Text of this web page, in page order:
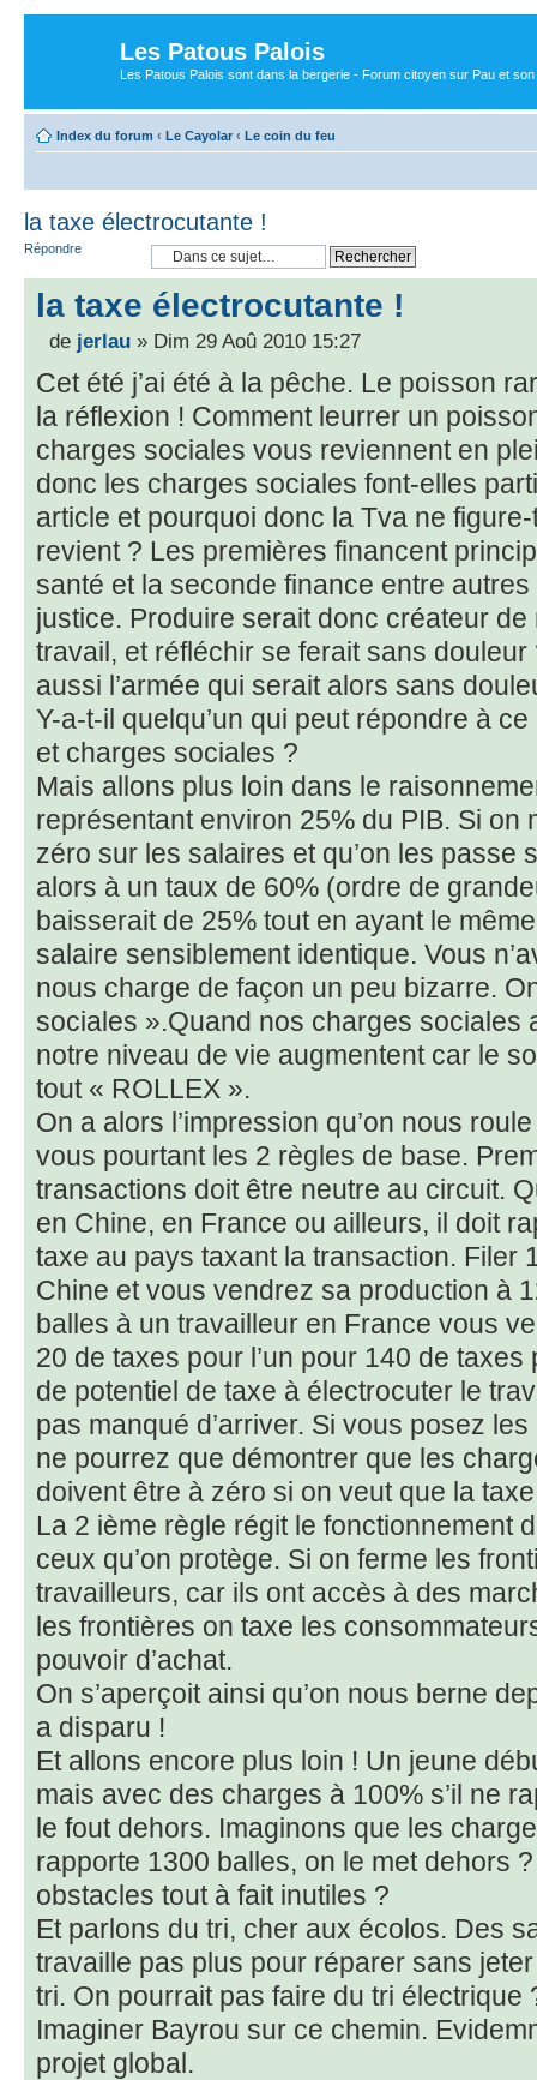
Les Patous Palois
Les Patous Palois sont dans la bergerie - Forum citoyen sur Pau et
Index du forum ‹ Le Cayolar ‹ Le coin du feu
la taxe électrocutante !
Répondre
la taxe électrocutante !
de jerlau » Dim 29 Aoû 2010 15:27
Cet été j’ai été à la pêche. Le poisson
la réflexion ! Comment leurrer un
charges sociales vous reviennent en
donc les charges sociales font-elles
article et pourquoi donc la Tva ne
revient ? Les premières financent
santé et la seconde finance entre autres
justice. Produire serait donc créateur
travail, et réfléchir se ferait sans
aussi l’armée qui serait alors sans
Y-a-t-il quelqu’un qui peut répondre à
et charges sociales ?
Mais allons plus loin dans le
représentant environ 25% du PIB. Si on
zéro sur les salaires et qu’on les passe
alors à un taux de 60% (ordre de
baisserait de 25% tout en ayant le
salaire sensiblement identique. Vous
nous charge de façon un peu bizarre.
sociales ».Quand nos charges sociales
notre niveau de vie augmentent car le
tout « ROLLEX ».
On a alors l’impression qu’on nous
vous pourtant les 2 règles de base.
transactions doit être neutre au circuit.
en Chine, en France ou ailleurs, il doit
taxe au pays taxant la transaction. Filer
Chine et vous vendrez sa production à
balles à un travailleur en France vous
20 de taxes pour l’un pour 140 de taxes
de potentiel de taxe à électrocuter le
pas manqué d’arriver. Si vous posez
ne pourrez que démontrer que les
doivent être à zéro si on veut que la
La 2 ième règle régit le fonctionnement
ceux qu’on protège. Si on ferme les
travailleurs, car ils ont accès à des
les frontières on taxe les
pouvoir d’achat.
On s’aperçoit ainsi qu’on nous berne
a disparu !
Et allons encore plus loin ! Un jeune
mais avec des charges à 100% s’il ne
le fout dehors. Imaginons que les
rapporte 1300 balles, on le met dehors
obstacles tout à fait inutiles ?
Et parlons du tri, cher aux écolos. Des
travaille pas plus pour réparer sans
tri. On pourrait pas faire du tri électrique
Imaginer Bayrou sur ce chemin.
projet global.